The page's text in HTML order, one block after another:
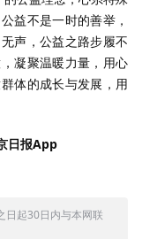
益不是一时的善举，
声，公益之路步履不
凝聚温暖力量，用心
体的成长与发展，用
日报App
日起30日内与本网联